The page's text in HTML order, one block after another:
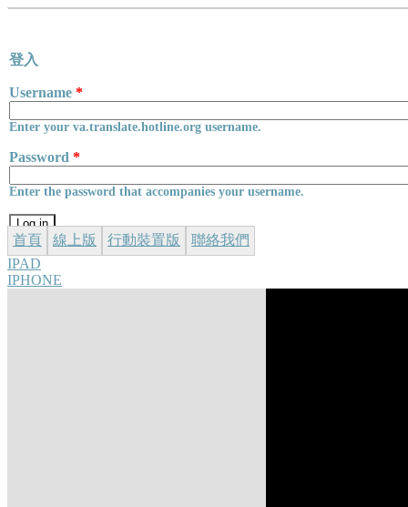
登入
Username *
Enter your va.translate.hotline.org username.
Password *
Enter the password that accompanies your username.
首頁 線上版 行動裝置版
聯絡我們
IPAD
IPHONE